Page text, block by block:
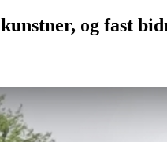
kunstner, og fast